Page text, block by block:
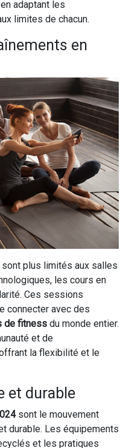
adaptant les
limites de chacun.
en
plus limités aux salles
les cours en
Ces sessions
connecter avec des
de fitness du monde entier.
et de
la flexibilité et le
et durable
sont le mouvement
durable. Les équipements
et les pratiques